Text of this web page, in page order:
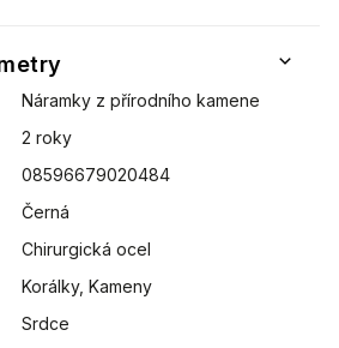
Náramky z přírodního kamene
2 roky
08596679020484
Černá
Chirurgická ocel
Korálky, Kameny
Srdce